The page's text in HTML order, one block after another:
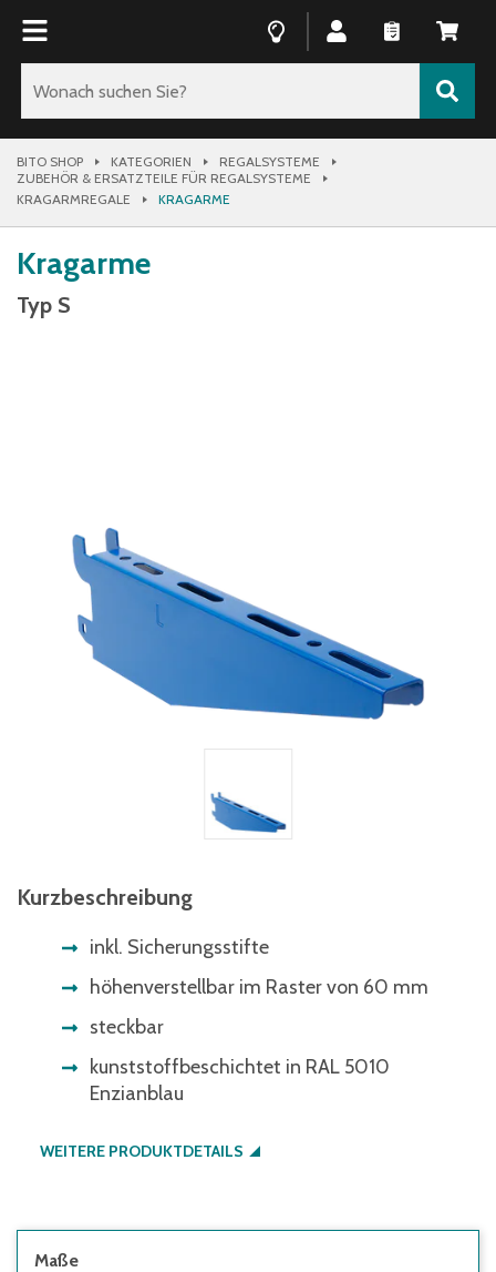
BITO SHOP KATEGORIEN
REGALSYSTEME
ZUBEHÖR & ERSATZTEILE FÜR REGALSYSTEME
KRAGARMREGALE
KRAGARME
Kragarme
Typ S
Kurzbeschreibung
inkl. Sicherungsstifte
höhenverstellbar im Raster von 60 mm
steckbar
kunststoffbeschichtet in RAL 5010
Enzianblau
WEITERE PRODUKTDETAILS
Maße